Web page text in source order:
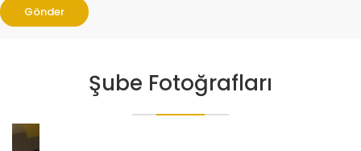
Gönder
Şube Fotoğrafları